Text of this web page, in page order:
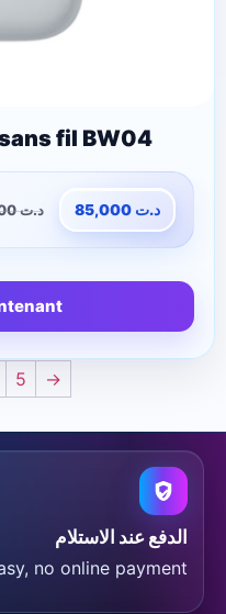
fil BW04
د.ت120,000 د.ت
5 →
الدفع عند الاستلام
no online payment.